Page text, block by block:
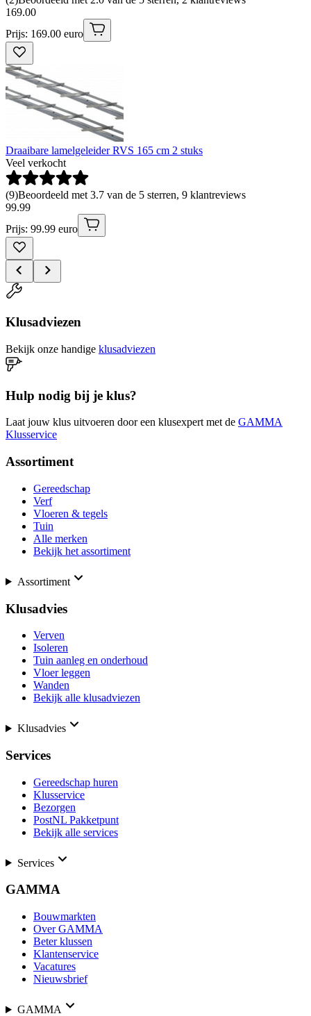
169.00
Prijs: 169.00 euro
Draaibare lamelgeleider RVS 165 cm 2 stuks
Veel verkocht
(9)Beoordeeld met 3.7 van de 5 sterren, 9 klantreviews
99.99
Prijs: 99.99 euro
Klusadviezen
Bekijk onze handige klusadviezen
Hulp nodig bij je klus?
Laat jouw klus uitvoeren door een klusexpert met de GAMMA
Klusservice
Assortiment
Gereedschap
Verf
Vloeren & tegels
Tuin
Alle merken
Bekijk het assortiment
Assortiment
Klusadvies
Verven
Isoleren
Tuin aanleg en onderhoud
Vloer leggen
Wanden
Bekijk alle klusadviezen
Klusadvies
Services
Gereedschap huren
Klusservice
Bezorgen
PostNL Pakketpunt
Bekijk alle services
Services
GAMMA
Bouwmarkten
Over GAMMA
Beter klussen
Klantenservice
Vacatures
Nieuwsbrief
GAMMA